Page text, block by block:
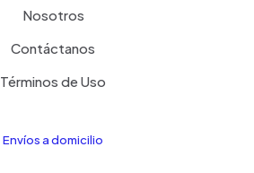
Nosotros
Contáctanos
Términos de Uso
Envíos a domicilio